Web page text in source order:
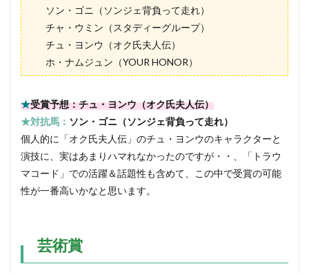
ソン・ゴニ（ソンジェ背負って走れ）
チャ・ウミン（スタディーグループ）
チュ・ヨンウ（オク氏夫人伝）
ホ・ナムジュン（YOUR HONOR）
★受賞予想：チュ・ヨンウ（オク氏夫人伝）
★対抗馬： ソン・ゴニ（ソンジェ背負って走れ）
個人的に「オク氏夫人伝」のチュ・ヨンウのキャラクターと
演技に、実はあまりハマれなかったのですが・・、「トラウ
マコード」での活躍＆話題性も含めて、この中で受賞の可能
性が一番高いかなと思います。
芸術賞